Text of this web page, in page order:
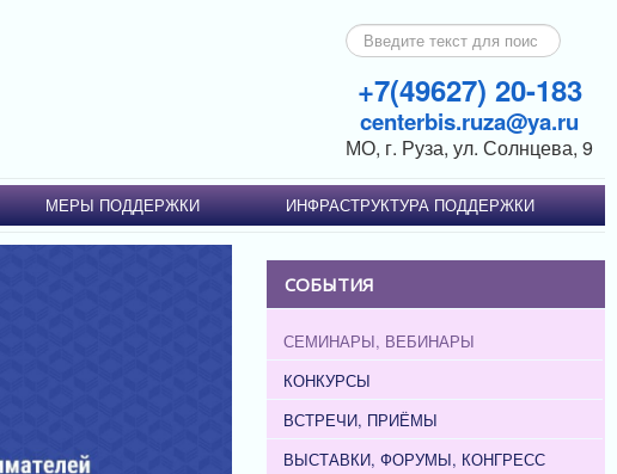
Искать...
+7(49627) 20-183
centerbis.ruza@ya.ru
МО, г. Руза, ул. Солнцева, 9
МЕРЫ ПОДДЕРЖКИ ИНФРАСТРУКТУРА ПОДДЕРЖКИ
СОБЫТИЯ
СЕМИНАРЫ, ВЕБИНАРЫ
КОНКУРСЫ
ВСТРЕЧИ, ПРИЁМЫ
ВЫСТАВКИ, ФОРУМЫ, КОНГРЕСС